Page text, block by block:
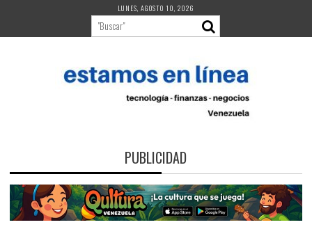
contenido
LUNES, AGOSTO 10, 2026
PUBLICIDAD